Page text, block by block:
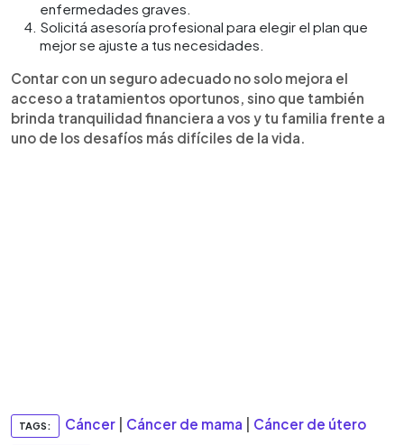
enfermedades graves.
Solicitá asesoría profesional para elegir el plan que
mejor se ajuste a tus necesidades.
Contar con un seguro adecuado no solo mejora el
acceso a tratamientos oportunos, sino que también
brinda tranquilidad financiera a vos y tu familia frente a
uno de los desafíos más difíciles de la vida.
TAGS: Cáncer Cáncer de mama Cáncer de útero